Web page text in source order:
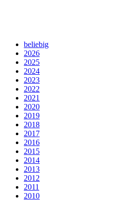
beliebig
2026
2025
2024
2023
2022
2021
2020
2019
2018
2017
2016
2015
2014
2013
2012
2011
2010